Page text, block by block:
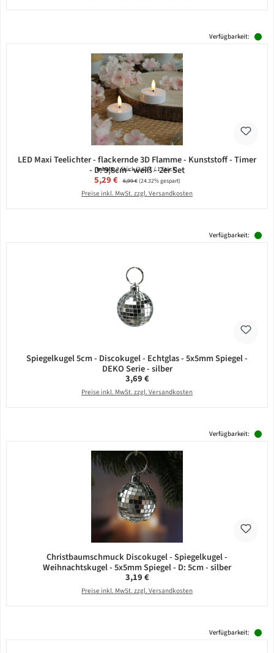
Verfügbarkeit:
LED Maxi Teelichter - flackernde 3D Flamme - Kunststoff - Timer
- D: 5,8cm - weiß - 2er Set
Inhalt:2 Stück(2,65 € / 1 Stück)
Verkaufspreis:
5,29 € Regulärer Preis:
6,99 €(24.32% gespart)
Preise inkl. MwSt. zzgl. Versandkosten
Verfügbarkeit:
Spiegelkugel 5cm - Discokugel - Echtglas - 5x5mm Spiegel -
DEKO Serie - silber
Regulärer Preis:
3,69 €
Preise inkl. MwSt. zzgl. Versandkosten
Verfügbarkeit:
Christbaumschmuck Discokugel - Spiegelkugel -
Weihnachtskugel - 5x5mm Spiegel - D: 5cm - silber
Regulärer Preis:
3,19 €
Preise inkl. MwSt. zzgl. Versandkosten
Verfügbarkeit: